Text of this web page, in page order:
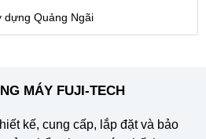
dựng Quảng Ngãi
MÁY FUJI-TECH
kế, cung cấp, lắp đặt và bảo